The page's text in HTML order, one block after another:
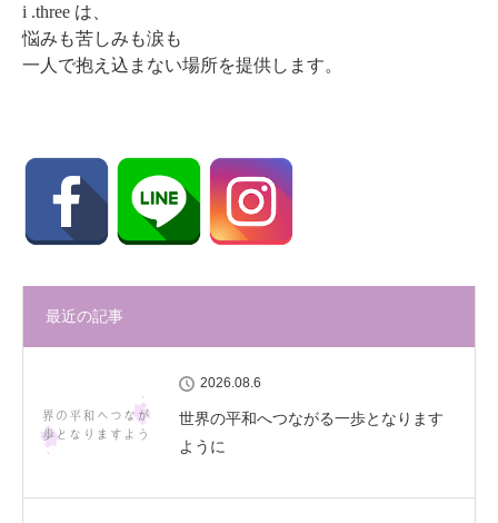
i .three は、
悩みも苦しみも涙も
一人で抱え込まない場所を提供します。
最近の記事
2026.08.6
世界の平和へつながる一歩となります
ように